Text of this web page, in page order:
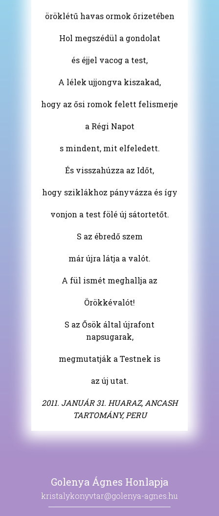
öröklétű havas ormok őrizetében
Hol megszédül a gondolat
és éjjel vacog a test,
A lélek ujjongva kiszakad,
hogy az ősi romok felett felismerje
a Régi Napot
s mindent, mit elfeledett.
És visszahúzza az Időt,
hogy sziklákhoz pányvázza és így
vonjon a test fölé új sátortetőt.
S az ébredő szem
már újra látja a valót.
A fül ismét meghallja az
Örökkévalót!
S az Ősök által újrafont
napsugarak,
megmutatják a Testnek is
az új utat.
2011. JANUÁR 31. HUARAZ, ANCASH
TARTOMÁNY, PERU
Golenya Ágnes Honlapja
kristalykonyvtar@golenya-agnes.hu